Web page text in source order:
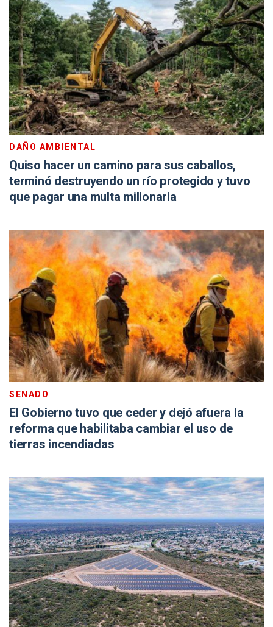
DAÑO AMBIENTAL
Quiso hacer un camino para sus caballos,
terminó destruyendo un río protegido y tuvo
que pagar una multa millonaria
SENADO
El Gobierno tuvo que ceder y dejó afuera la
reforma que habilitaba cambiar el uso de
tierras incendiadas